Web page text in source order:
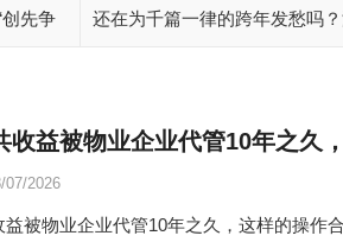
先争
还在为千篇一律的跨年发愁吗
收益被物业企业代管10年之久
07/2026
益被物业企业代管10年之久，这样的操作